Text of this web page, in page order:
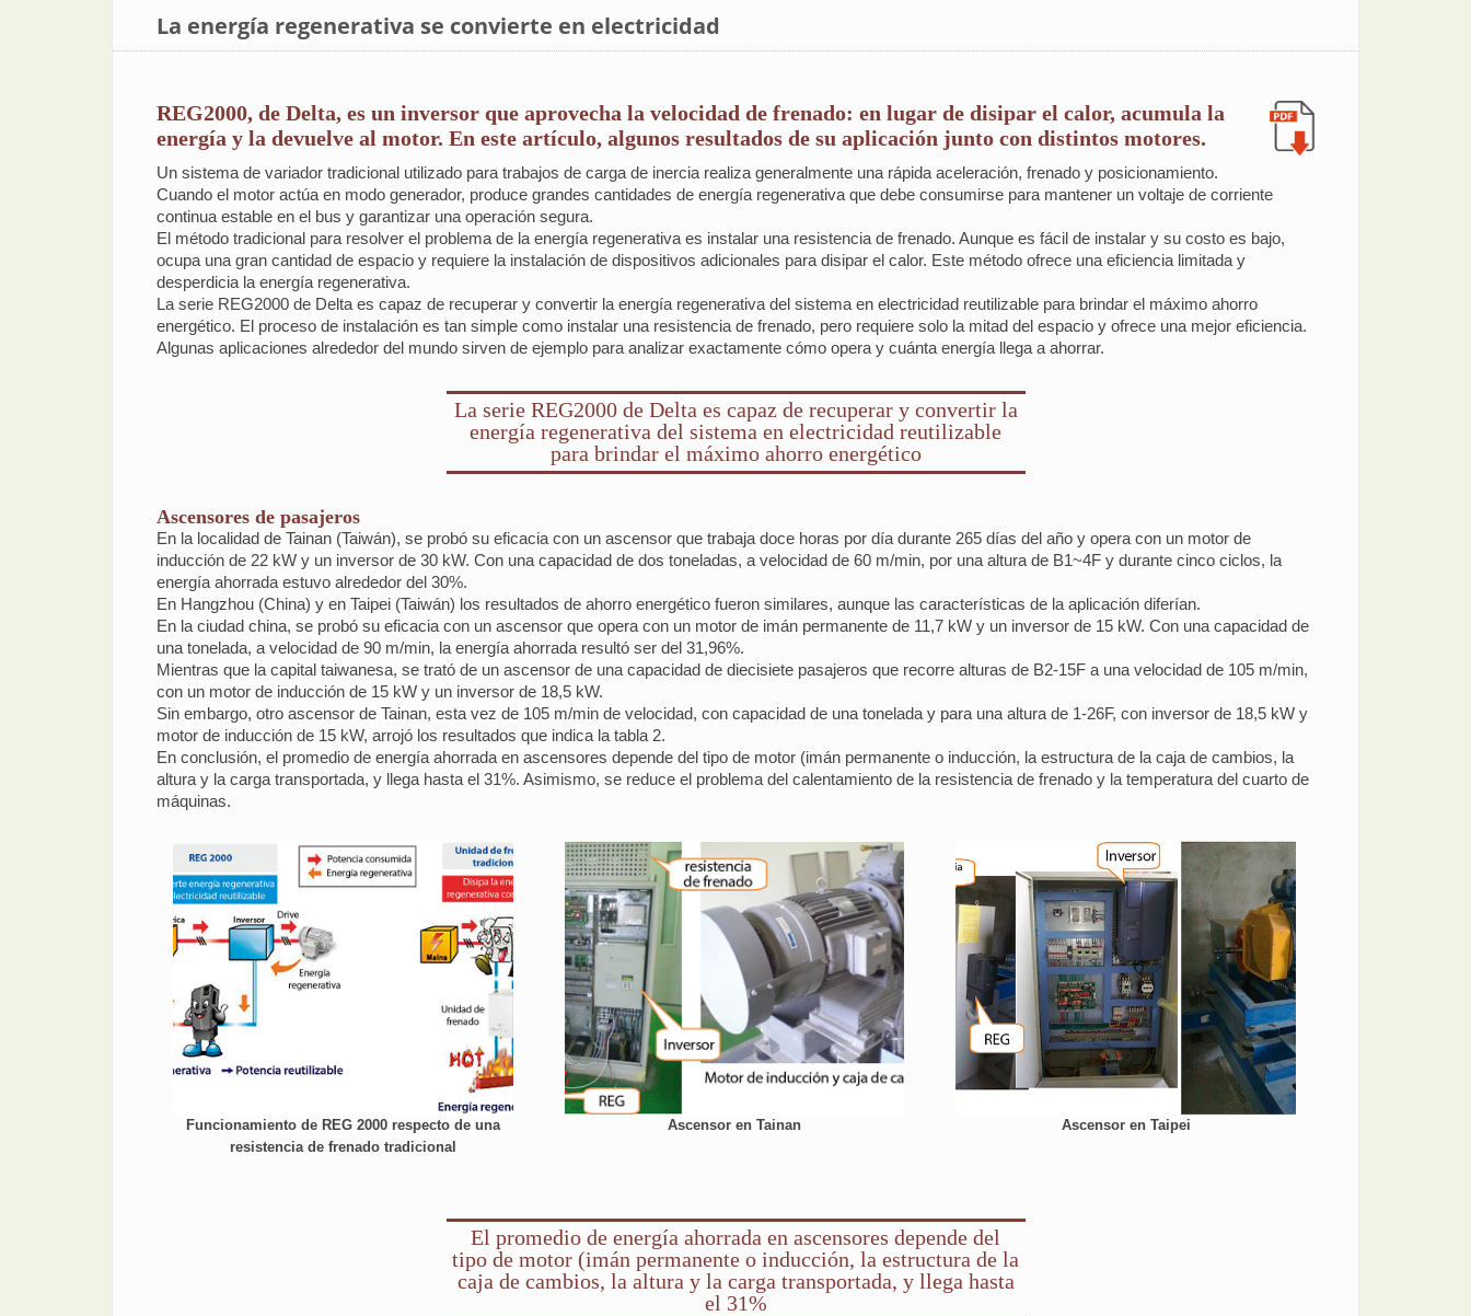
La energía regenerativa se convierte en electricidad
REG2000, de Delta, es un inversor que aprovecha la velocidad de frenado: en lugar de disipar el calor, acumula la
energía y la devuelve al motor. En este artículo, algunos resultados de su aplicación junto con distintos motores.
Un sistema de variador tradicional utilizado para trabajos de carga de inercia realiza generalmente una rápida aceleración, frenado y posicionamiento.
Cuando el motor actúa en modo generador, produce grandes cantidades de energía regenerativa que debe consumirse para mantener un voltaje de corriente
continua estable en el bus y garantizar una operación segura.
El método tradicional para resolver el problema de la energía regenerativa es instalar una resistencia de frenado. Aunque es fácil de instalar y su costo es bajo,
ocupa una gran cantidad de espacio y requiere la instalación de dispositivos adicionales para disipar el calor. Este método ofrece una eficiencia limitada y
desperdicia la energía regenerativa.
La serie REG2000 de Delta es capaz de recuperar y convertir la energía regenerativa del sistema en electricidad reutilizable para brindar el máximo ahorro
energético. El proceso de instalación es tan simple como instalar una resistencia de frenado, pero requiere solo la mitad del espacio y ofrece una mejor eficiencia.
Algunas aplicaciones alrededor del mundo sirven de ejemplo para analizar exactamente cómo opera y cuánta energía llega a ahorrar.
La serie REG2000 de Delta es capaz de recuperar y convertir la
energía regenerativa del sistema en electricidad reutilizable
para brindar el máximo ahorro energético
Ascensores de pasajeros
En la localidad de Tainan (Taiwán), se probó su eficacia con un ascensor que trabaja doce horas por día durante 265 días del año y opera con un motor de
inducción de 22 kW y un inversor de 30 kW. Con una capacidad de dos toneladas, a velocidad de 60 m/min, por una altura de B1~4F y durante cinco ciclos, la
energía ahorrada estuvo alrededor del 30%.
En Hangzhou (China) y en Taipei (Taiwán) los resultados de ahorro energético fueron similares, aunque las características de la aplicación diferían.
En la ciudad china, se probó su eficacia con un ascensor que opera con un motor de imán permanente de 11,7 kW y un inversor de 15 kW. Con una capacidad de
una tonelada, a velocidad de 90 m/min, la energía ahorrada resultó ser del 31,96%.
Mientras que la capital taiwanesa, se trató de un ascensor de una capacidad de diecisiete pasajeros que recorre alturas de B2-15F a una velocidad de 105 m/min,
con un motor de inducción de 15 kW y un inversor de 18,5 kW.
Sin embargo, otro ascensor de Tainan, esta vez de 105 m/min de velocidad, con capacidad de una tonelada y para una altura de 1-26F, con inversor de 18,5 kW y
motor de inducción de 15 kW, arrojó los resultados que indica la tabla 2.
En conclusión, el promedio de energía ahorrada en ascensores depende del tipo de motor (imán permanente o inducción, la estructura de la caja de cambios, la
altura y la carga transportada, y llega hasta el 31%. Asimismo, se reduce el problema del calentamiento de la resistencia de frenado y la temperatura del cuarto de
máquinas.
Funcionamiento de REG 2000 respecto de una
resistencia de frenado tradicional
Ascensor en Tainan Ascensor en Taipei
El promedio de energía ahorrada en ascensores depende del
tipo de motor (imán permanente o inducción, la estructura de la
caja de cambios, la altura y la carga transportada, y llega hasta
el 31%